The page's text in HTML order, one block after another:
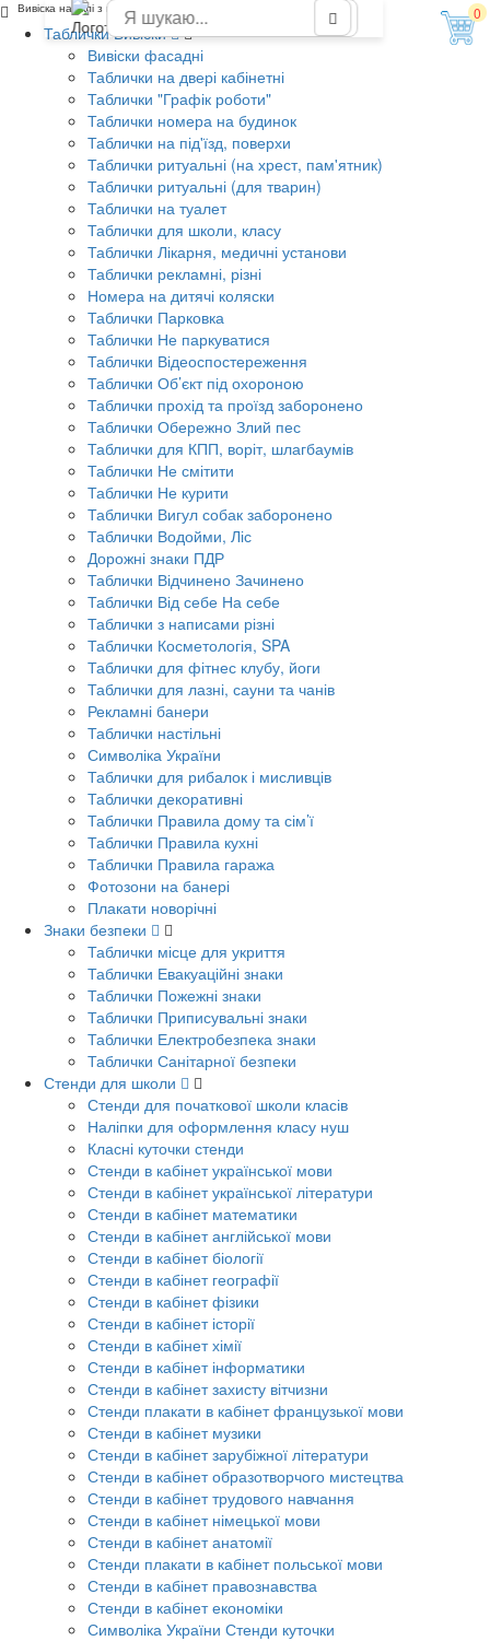
Таблички Вивіски
Вивіски фасадні
Таблички на двері кабінетні
Таблички "Графік роботи"
Таблички номера на будинок
Таблички на під'їзд, поверхи
Таблички ритуальні (на хрест, пам'ятник)
Таблички ритуальні (для тварин)
Таблички на туалет
Таблички для школи, класу
Таблички Лікарня, медичні установи
Таблички рекламні, різні
Номера на дитячі коляски
Таблички Парковка
Таблички Не паркуватися
Таблички Відеоспостереження
Таблички Об’єкт під охороною
Таблички прохід та проїзд заборонено
Таблички Обережно Злий пес
Таблички для КПП, воріт, шлагбаумів
Таблички Не смітити
Таблички Не курити
Таблички Вигул собак заборонено
Таблички Водойми, Ліс
Дорожні знаки ПДР
Таблички Відчинено Зачинено
Таблички Від себе На себе
Таблички з написами різні
Таблички Косметологія, SPA
Таблички для фітнес клубу, йоги
Таблички для лазні, сауни та чанів
Рекламні банери
Таблички настільні
Символіка України
Таблички для рибалок і мисливців
Таблички декоративні
Таблички Правила дому та сім’ї
Таблички Правила кухні
Таблички Правила гаража
Фотозони на банері
Плакати новорічні
Знаки безпеки
Таблички місце для укриття
Таблички Евакуаційні знаки
Таблички Пожежні знаки
Таблички Приписувальні знаки
Таблички Електробезпека знаки
Таблички Санітарної безпеки
Стенди для школи
Стенди для початкової школи класів
Наліпки для оформлення класу нуш
Класні куточки стенди
Стенди в кабінет української мови
Стенди в кабінет української літератури
Стенди в кабінет математики
Стенди в кабінет англійської мови
Стенди в кабінет біології
Стенди в кабінет географії
Стенди в кабінет фізики
Стенди в кабінет історії
Стенди в кабінет хімії
Стенди в кабінет інформатики
Стенди в кабінет захисту вітчизни
Стенди плакати в кабінет французької мови
Стенди в кабінет музики
Стенди в кабінет зарубіжної літератури
Стенди в кабінет образотворчого мистецтва
Стенди в кабінет трудового навчання
Стенди в кабінет німецької мови
Стенди в кабінет анатомії
Стенди плакати в кабінет польської мови
Стенди в кабінет правознавства
Стенди в кабінет економіки
Символіка України Стенди куточки
0
Вивіска на склі з прозорого акрилу